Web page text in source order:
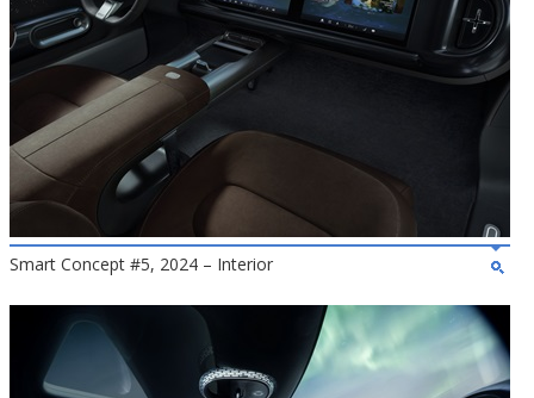
Smart Concept #5, 2024 – Interior